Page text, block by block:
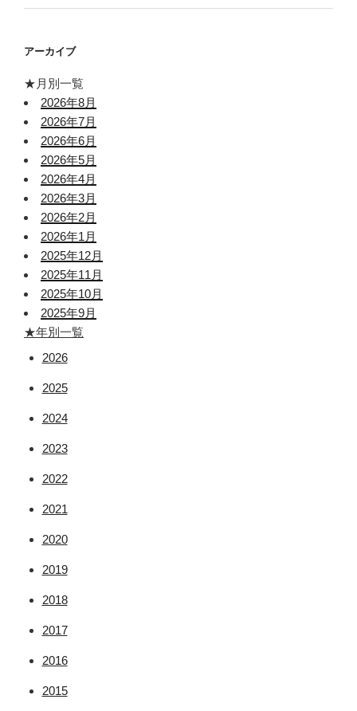
アーカイブ
★月別一覧
2026年8月
2026年7月
2026年6月
2026年5月
2026年4月
2026年3月
2026年2月
2026年1月
2025年12月
2025年11月
2025年10月
2025年9月
★年別一覧
2026
2025
2024
2023
2022
2021
2020
2019
2018
2017
2016
2015